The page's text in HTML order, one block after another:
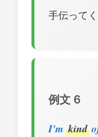
手伝って
例文 6
I'm kind